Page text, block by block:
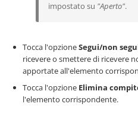
impostato su "Aperto".
Tocca l'opzioneSegui/non
ricevere o smettere di ricevere
apportate all'elemento
Tocca l'opzione Elimina
l'elemento corrispondente.